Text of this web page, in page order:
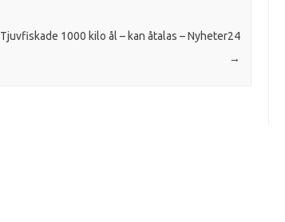
Tjuvfiskade 1000 kilo ål – kan åtalas – Nyheter24
→